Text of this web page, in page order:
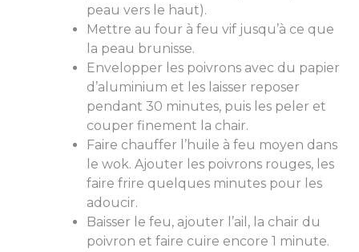
peau vers le haut).
Mettre au four à feu vif jusqu’à ce que
la peau brunisse.
Envelopper les poivrons avec du papier
d’aluminium et les laisser reposer
pendant 30 minutes, puis les peler et
couper finement la chair.
Faire chauffer l’huile à feu moyen dans
le wok. Ajouter les poivrons rouges, les
faire frire quelques minutes pour les
adoucir.
Baisser le feu, ajouter l’ail, la chair du
poivron et faire cuire encore 1 minute.